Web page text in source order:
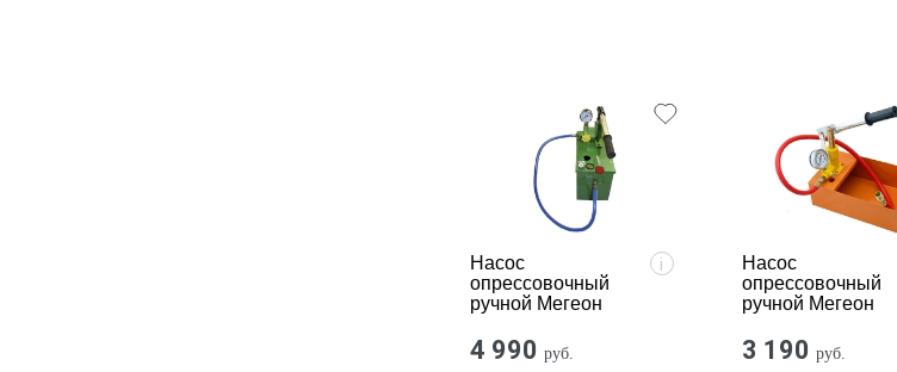
Насос
опрессовочный
ручной Мегеон
98060
i
4 990 руб.
Насос
опрессовочный
ручной Мегеон
98025
3 190 руб.